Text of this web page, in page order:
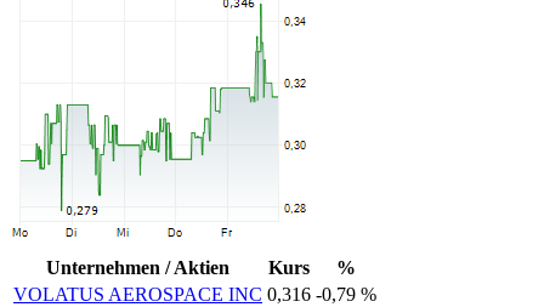
Unternehmen / Aktien Kurs
%
VOLATUS AEROSPACE INC 0,316 -0,79 %